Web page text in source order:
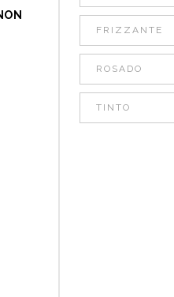
FRIZZANTE
ROSADO
TINTO